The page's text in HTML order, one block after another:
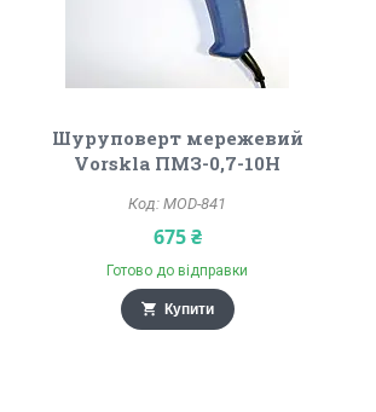
Шуруповерт мережевий
Vorskla ПМЗ-0,7-10Н
MOD-841
675 ₴
Готово до відправки
Купити